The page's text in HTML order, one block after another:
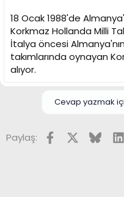
18 Ocak 1988'de
Korkmaz Hollanda Milli
İtalya öncesi
takımlarında oynayan
alıyor.
Cevap yazmak
Paylaş: FacebookX (Twitter)